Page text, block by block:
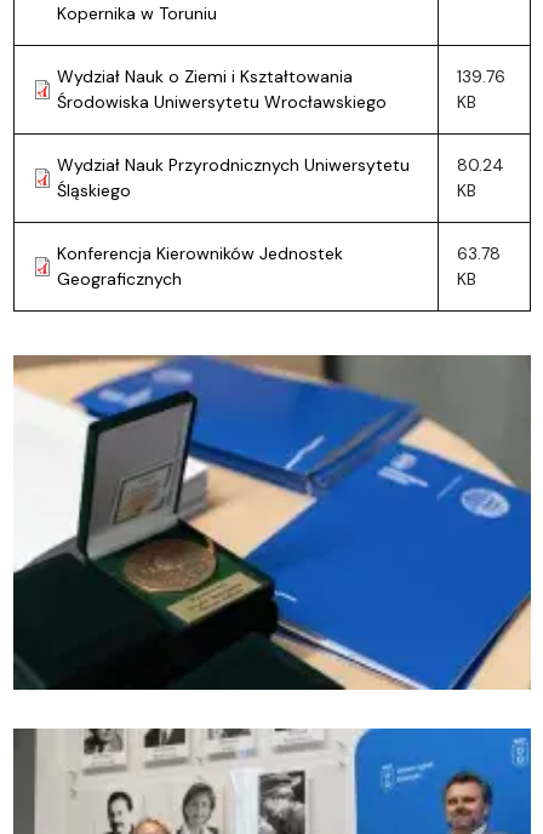
Kopernika w Toruniu
Wydział Nauk o Ziemi i Kształtowania
Środowiska Uniwersytetu Wrocławskiego
139.76
KB
Wydział Nauk Przyrodnicznych Uniwersytetu
Śląskiego
80.24
KB
Konferencja Kierowników Jednostek
Geograficznych
63.78
KB